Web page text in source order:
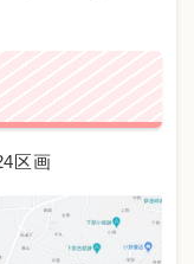
区画